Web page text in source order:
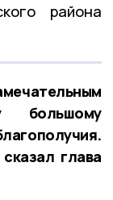
района
большому
глава